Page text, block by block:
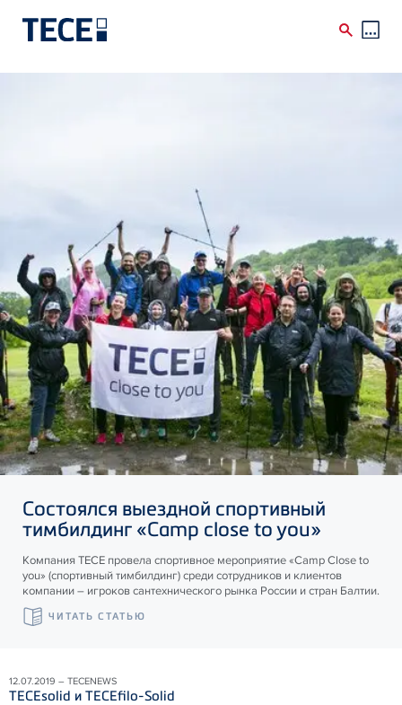
Skip to main content
Состоялся выездной спортивный
тимбилдинг «Camp close to you»
Компания ТЕСЕ провела спортивное мероприятие «Camp Close to
you» (спортивный тимбилдинг) среди сотрудников и клиентов
компании – игроков сантехнического рынка России и стран Балтии.
ЧИТАТЬ СТАТЬЮ
12.07.2019 – TECENEWS
TECEsolid и TECEfilo-Solid